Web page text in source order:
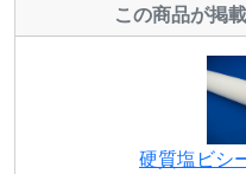
この商品が掲
硬質塩ビシ